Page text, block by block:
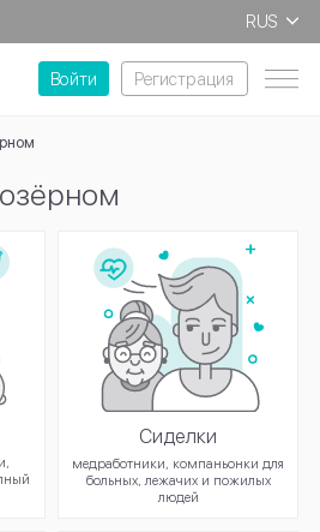
RUS
EN
Войти
Регистрация
Сиделки
медработники, компаньонки для
больных, лежачих и пожилых
людей